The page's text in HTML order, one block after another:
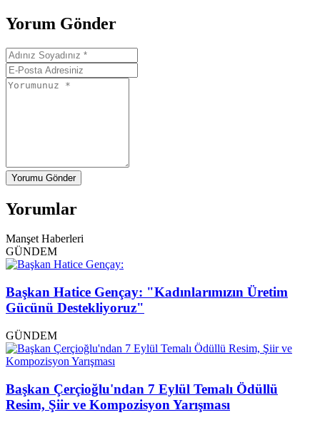
Yorum Gönder
Yorumu Gönder
Yorumlar
Manşet Haberleri
GÜNDEM
Başkan Hatice Gençay: "Kadınlarımızın Üretim
Gücünü Destekliyoruz"
GÜNDEM
Başkan Çerçioğlu'ndan 7 Eylül Temalı Ödüllü
Resim, Şiir ve Kompozisyon Yarışması